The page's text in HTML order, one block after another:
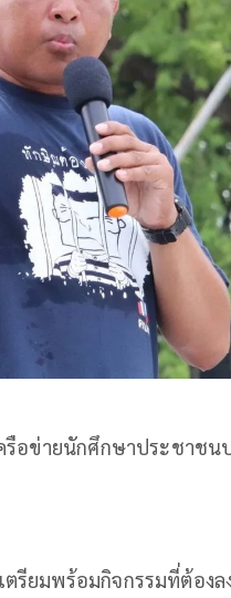
รือข่ายนักศึกษาประชาช
รียมพร้อมกิจกรรมที่ต้องล